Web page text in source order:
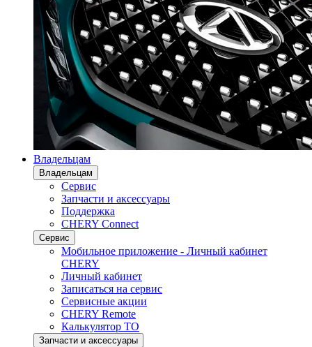
Владельцам
Владельцам
Сервис
Запчасти и аксессуары
Поддержка
CHERY Connect
Сервис
Мобильное приложение - Личный кабинет
CHERY
Личный кабинет
Записаться на сервис
Сервисные акции
CHERY Remote
Калькулятор ТО
Запчасти и аксессуары